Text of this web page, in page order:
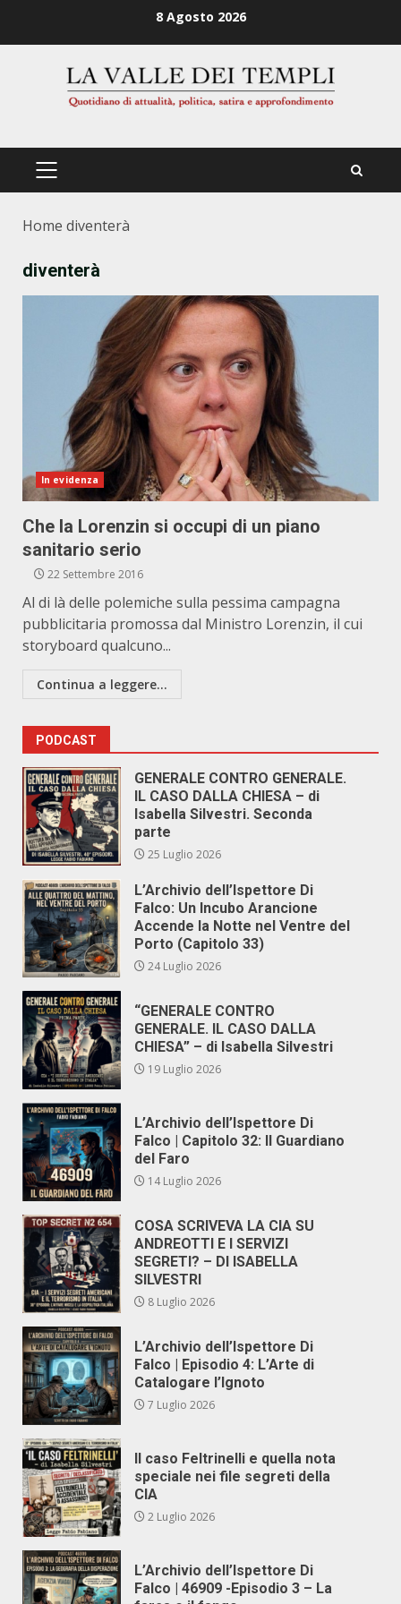
8 Agosto 2026
PRIMÄRES
Home diventerà
diventerà
In evidenza
Che la Lorenzin si occupi di un piano
sanitario serio
22 Settembre 2016
Al di là delle polemiche sulla pessima campagna
pubblicitaria promossa dal Ministro Lorenzin, il cui
storyboard qualcuno...
Continua a leggere...
PODCAST
GENERALE CONTRO GENERALE.
IL CASO DALLA CHIESA – di
Isabella Silvestri. Seconda
parte
25 Luglio 2026
L’Archivio dell’Ispettore Di
Falco: Un Incubo Arancione
Accende la Notte nel Ventre del
Porto (Capitolo 33)
24 Luglio 2026
“GENERALE CONTRO
GENERALE. IL CASO DALLA
CHIESA” – di Isabella Silvestri
19 Luglio 2026
L’Archivio dell’Ispettore Di
Falco | Capitolo 32: Il Guardiano
del Faro
14 Luglio 2026
COSA SCRIVEVA LA CIA SU
ANDREOTTI E I SERVIZI
SEGRETI? – DI ISABELLA
SILVESTRI
8 Luglio 2026
L’Archivio dell’Ispettore Di
Falco | Episodio 4: L’Arte di
Catalogare l’Ignoto
7 Luglio 2026
Il caso Feltrinelli e quella nota
speciale nei file segreti della
CIA
2 Luglio 2026
L’Archivio dell’Ispettore Di
Falco | 46909 -Episodio 3 – La